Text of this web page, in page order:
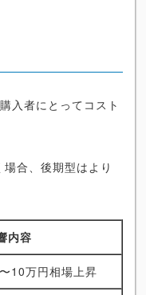
入者にとってコスト
合、後期型はより
内容
10万円相場上昇